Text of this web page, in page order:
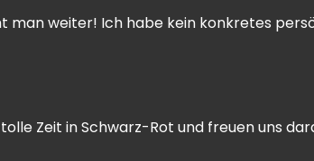
weiter! Ich habe kein konkretes
Zeit in Schwarz-Rot und freuen uns